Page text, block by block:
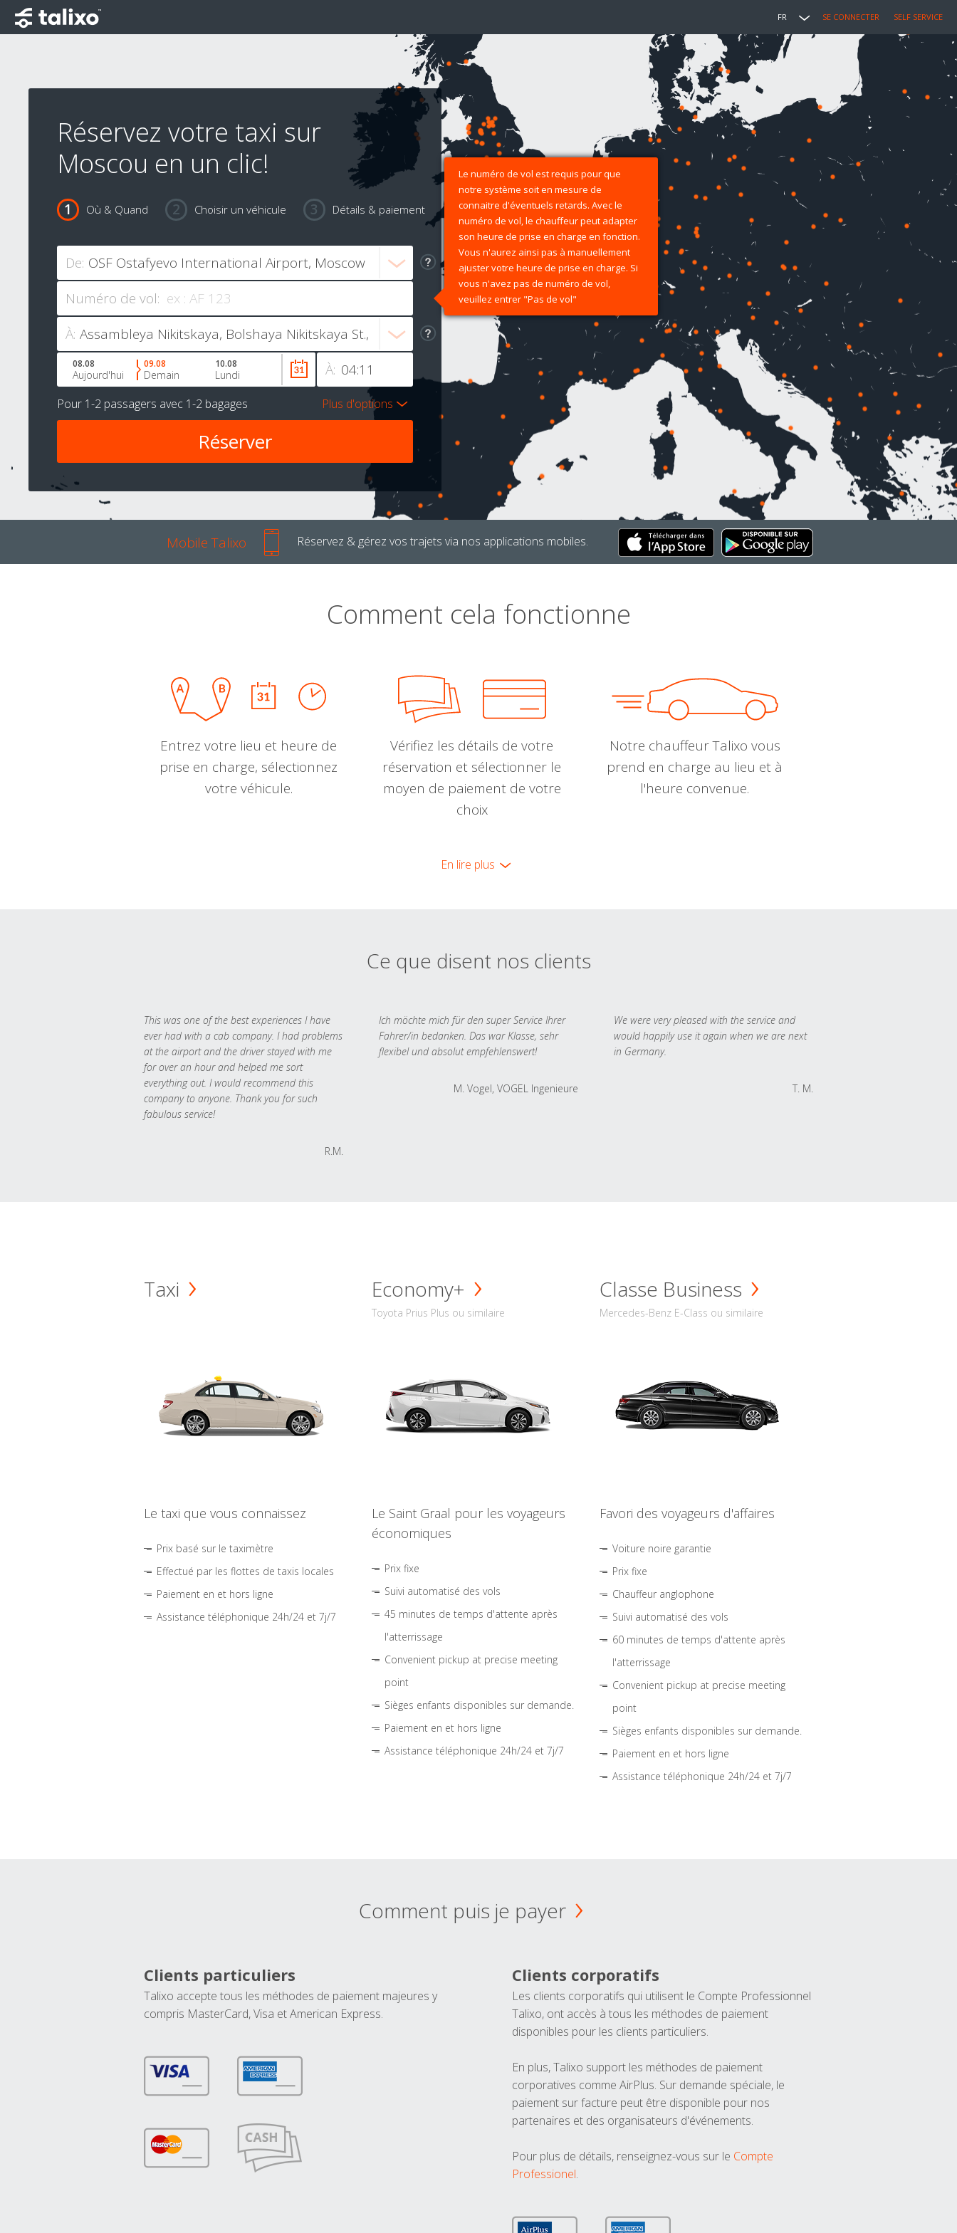
FR SE CONNECTER SELF SERVICE
Réservez votre taxi sur
Moscou en un clic!
Où & Quand Choisir un véhicule Détails & paiement
De:
Numéro de vol:
Le numéro de vol est requis pour que
notre système soit en mesure de
connaitre d'éventuels retards. Avec le
numéro de vol, le chauffeur peut adapter
son heure de prise en charge en fonction.
Vous n'aurez ainsi pas à manuellement
ajuster votre heure de prise en charge. Si
vous n'avez pas de numéro de vol,
veuillez entrer "Pas de vol"
À:
À:
08.08
Aujourd'hui
09.08
Demain
10.08
Lundi
Pour 1-2 passagers avec 1-2 bagages Plus d'options
Mobile Talixo Réservez & gérez vos trajets via nos applications mobiles.
Comment cela fonctionne
Entrez votre lieu et heure de
prise en charge, sélectionnez
votre véhicule.
Vérifiez les détails de votre
réservation et sélectionner le
moyen de paiement de votre
choix
Notre chauffeur Talixo vous
prend en charge au lieu et à
l'heure convenue.
En lire plus
Ce que disent nos clients
This was one of the best experiences I have
ever had with a cab company. I had problems
at the airport and the driver stayed with me
for over an hour and helped me sort
everything out. I would recommend this
company to anyone. Thank you for such
fabulous service!
R.M.
Ich möchte mich für den super Service Ihrer
Fahrer/in bedanken. Das war Klasse, sehr
flexibel und absolut empfehlenswert!
M. Vogel, VOGEL Ingenieure
We were very pleased with the service and
would happily use it again when we are next
in Germany.
T. M.
Taxi
Le taxi que vous connaissez
Prix basé sur le taximètre
Effectué par les flottes de taxis locales
Paiement en et hors ligne
Assistance téléphonique 24h/24 et 7j/7
Economy+
Toyota Prius Plus ou similaire
Le Saint Graal pour les voyageurs
économiques
Prix fixe
Suivi automatisé des vols
45 minutes de temps d'attente après
l'atterrissage
Convenient pickup at precise meeting
point
Sièges enfants disponibles sur demande.
Paiement en et hors ligne
Assistance téléphonique 24h/24 et 7j/7
Classe Business
Mercedes-Benz E-Class ou similaire
Favori des voyageurs d'affaires
Voiture noire garantie
Prix fixe
Chauffeur anglophone
Suivi automatisé des vols
60 minutes de temps d'attente après
l'atterrissage
Convenient pickup at precise meeting
point
Sièges enfants disponibles sur demande.
Paiement en et hors ligne
Assistance téléphonique 24h/24 et 7j/7
Comment puis je payer
Clients particuliers
Talixo accepte tous les méthodes de paiement majeures y
compris MasterCard, Visa et American Express.
Clients corporatifs
Les clients corporatifs qui utilisent le Compte Professionnel
Talixo, ont accès à tous les méthodes de paiement
disponibles pour les clients particuliers.
En plus, Talixo support les méthodes de paiement
corporatives comme AirPlus. Sur demande spéciale, le
paiement sur facture peut être disponible pour nos
partenaires et des organisateurs d'événements.
Pour plus de détails, renseignez-vous sur le Compte
Professionel.